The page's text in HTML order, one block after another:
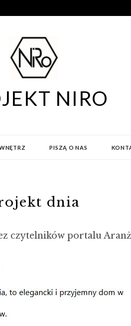
NIRO
PISZĄ O NAS
dnia
czytelników portalu